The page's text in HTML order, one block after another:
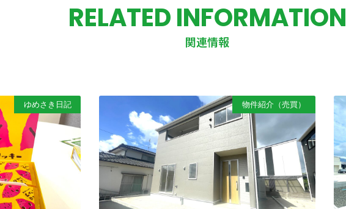
RELATED INFORMATION
関連情報
ゆめさき日記 物件紹介（売買）